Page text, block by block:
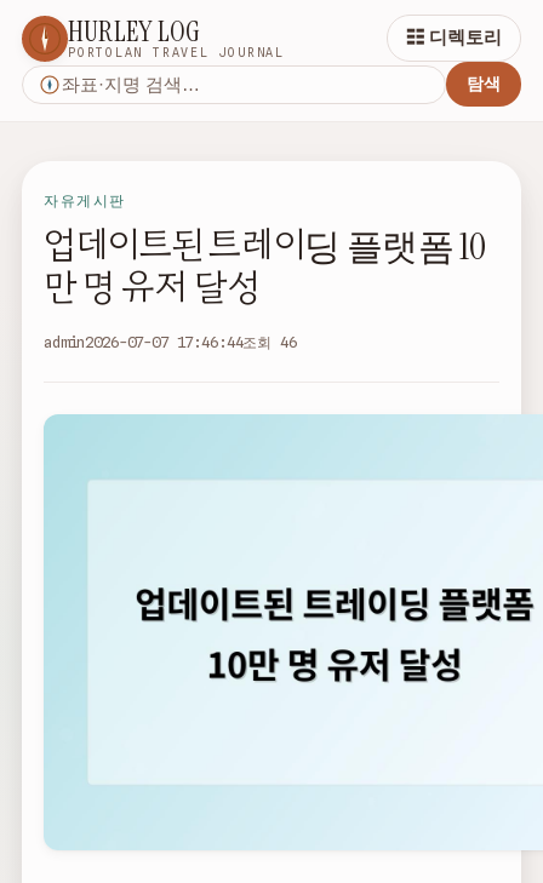
HURLEY LOG
PORTOLAN TRAVEL JOURNAL
☷ 디렉토리
탐색
자유게시판
업데이트된 트레이딩 플랫폼 10
만 명 유저 달성
admin2026-07-07 17:46:44조회 46